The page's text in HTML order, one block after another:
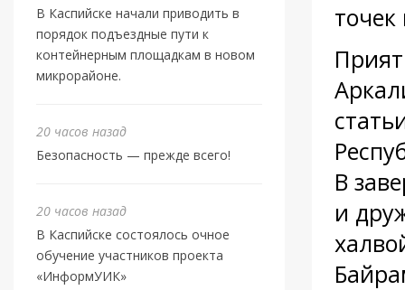
В Каспийске начали приводить в
порядок подъездные пути к
контейнерным площадкам в новом
микрорайоне.
20 часов назад
Безопасность — прежде всего!
20 часов назад
В Каспийске состоялось очное
обучение участников проекта
«ИнформУИК»
В
и